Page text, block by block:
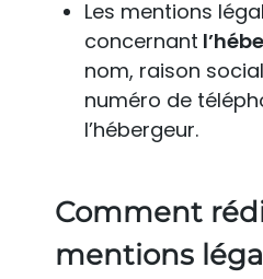
Les mentions
concernant
nom, raison
numéro de
l’hébergeur.
Comment
mentions